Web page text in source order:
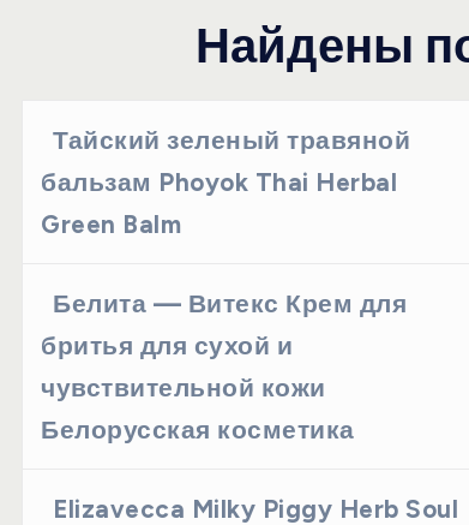
Найдены
Тайский зеленый травяной
бальзам Phoyok Thai Herbal
Green Balm
Белита — Витекс Крем для
бритья для сухой и
чувствительной кожи
Белорусская косметика
Elizavecca Milky Piggy Herb Soul